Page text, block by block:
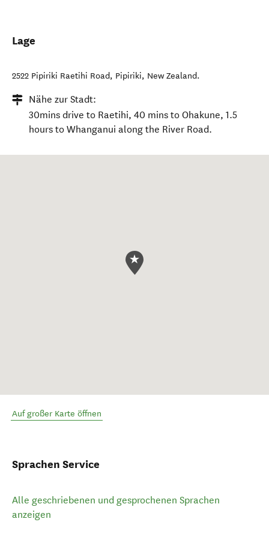
Lage
2522 Pipiriki Raetihi Road, Pipiriki, New Zealand.
Nähe zur Stadt:
30mins drive to Raetihi, 40 mins to Ohakune, 1.5
hours to Whanganui along the River Road.
Auf großer Karte öffnen
Sprachen Service
Alle geschriebenen und gesprochenen Sprachen
anzeigen